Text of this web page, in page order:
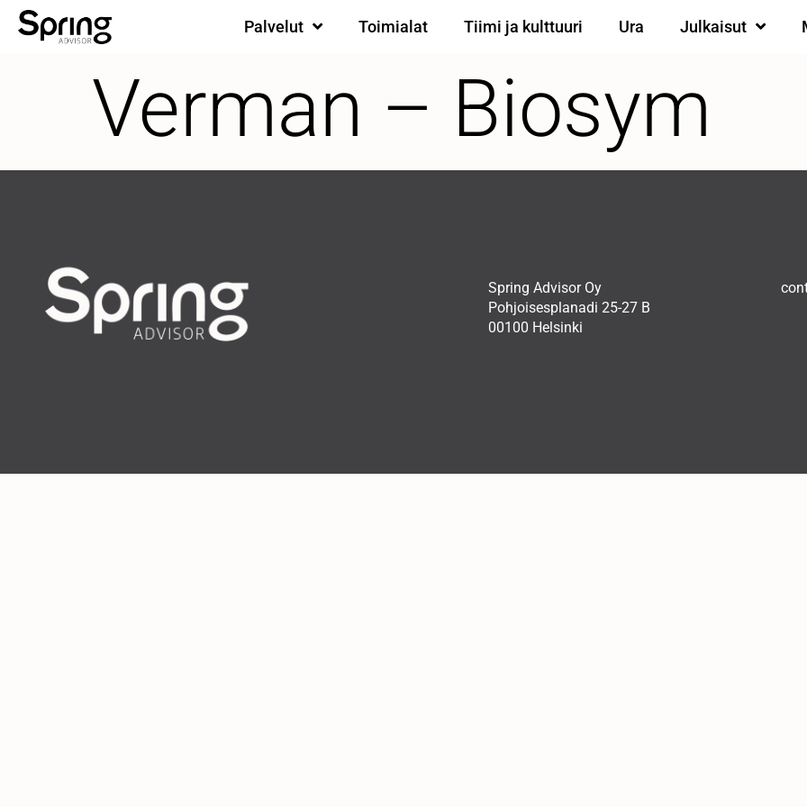
Palvelut Toimialat Tiimi ja kulttuuri Ura Julkaisut
Verman – Biosym
Spring Advisor Oy
Pohjoisesplanadi 25-27 B
00100 Helsinki